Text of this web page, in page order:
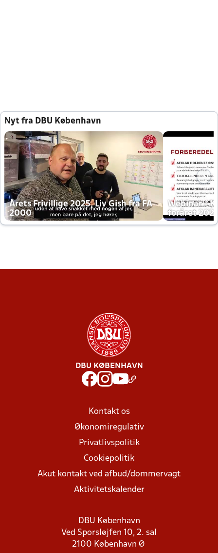
Nyt fra DBU København
Årets Frivillige 2025, Liv Gish fra FA
2000
Webinar -
foråret
DBU KØBENHAVN
Kontakt os
Økonomiregulativ
Privatlivspolitik
Cookiepolitik
Akut kontakt ved afbud/dommervagt
Aktivitetskalender
DBU København
Ved Sporsløjfen 10, 2. sal
2100 København Ø